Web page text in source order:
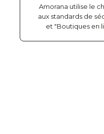
Amorana utilise le
aux standards de
et "Boutiques en